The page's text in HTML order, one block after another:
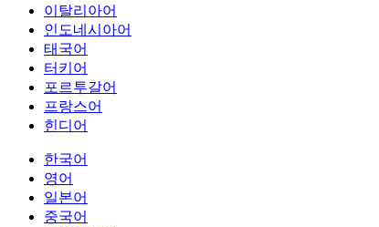
이탈리아어
인도네시아어
태국어
터키어
포르투갈어
프랑스어
힌디어
한국어
영어
일본어
중국어